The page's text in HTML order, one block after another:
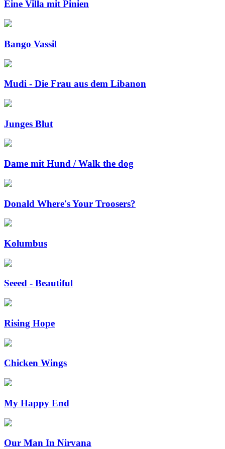
Eine Villa mit Pinien
Bango Vassil
Mudi - Die Frau aus dem Libanon
Junges Blut
Dame mit Hund / Walk the dog
Donald Where's Your Troosers?
Kolumbus
Seeed - Beautiful
Rising Hope
Chicken Wings
My Happy End
Our Man In Nirvana